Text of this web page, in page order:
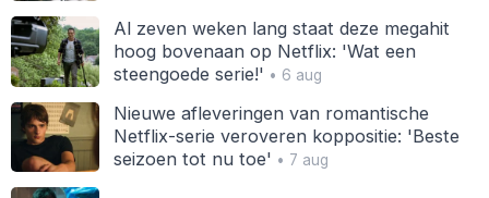
Al zeven weken lang staat deze megahit
hoog bovenaan op Netflix: 'Wat een
steengoede serie!' • 6 aug
Nieuwe afleveringen van romantische
Netflix-serie veroveren koppositie: 'Beste
seizoen tot nu toe' • 7 aug